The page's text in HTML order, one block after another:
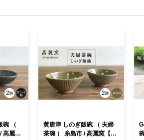
碗 （
黄唐津 しのぎ飯碗 （ 夫婦
茶碗 ） 糸島市 / 高麗窯【い